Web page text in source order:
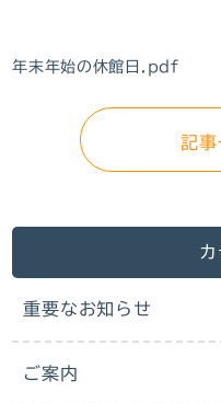
年末年始の休館日.pdf
記事
カ
重要なお知らせ
ご案内